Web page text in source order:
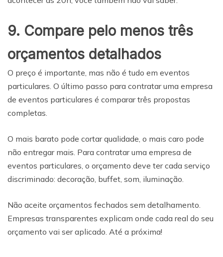
9. Compare pelo menos três
orçamentos detalhados
O preço é importante, mas não é tudo em eventos
particulares. O último passo para contratar uma empresa
de eventos particulares é comparar três propostas
completas.
O mais barato pode cortar qualidade, o mais caro pode
não entregar mais. Para contratar uma empresa de
eventos particulares, o orçamento deve ter cada serviço
discriminado: decoração, buffet, som, iluminação.
Não aceite orçamentos fechados sem detalhamento.
Empresas transparentes explicam onde cada real do seu
orçamento vai ser aplicado. Até a próxima!